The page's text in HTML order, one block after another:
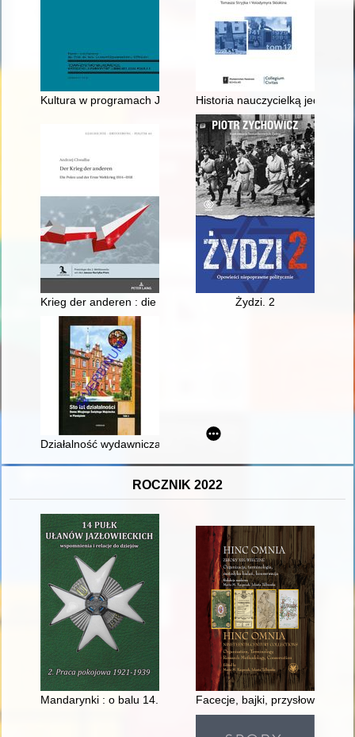
Kultura w programach Jerzego GiedroyciaHistoria nauczycielką jedności
Krieg der anderen : die Polen und der Erste Weltkrieg 1914-
Żydzi. 2
Działalność wydawnicza Polskiej Prowincji Zgromadzenia
ROCZNIK 2022
Mandarynki : o balu 14. Pułku Ułanów we Lwowie
Facecje, bajki, przysłowia